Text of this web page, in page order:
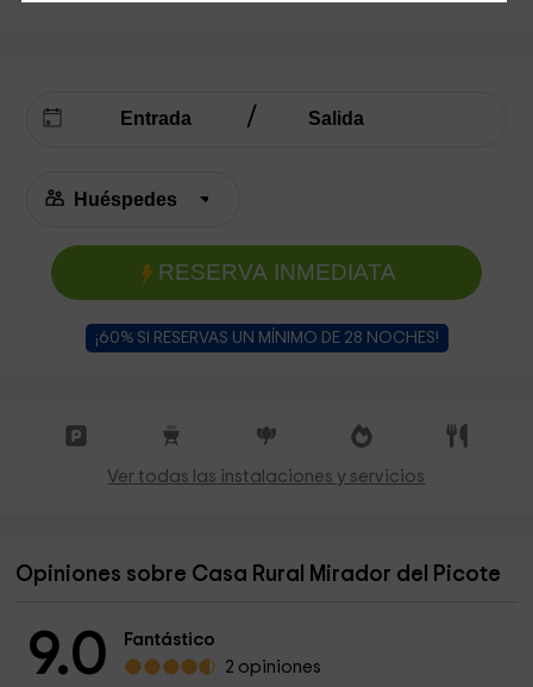
RESERVA INMEDIATA
¡60% SI RESERVAS UN MÍNIMO DE 28 NOCHES!
Ver todas las instalaciones y servicios
Opiniones sobre Casa Rural Mirador del Picote
9.0
Fantástico
2 opiniones